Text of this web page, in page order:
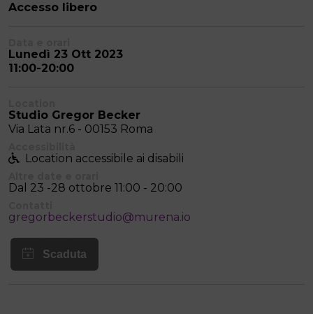
Accesso libero
Lunedì 23 Ott 2023
11:00-20:00
Studio Gregor Becker
Via Lata nr.6 - 00153 Roma
Location accessibile ai disabili
Dal 23 -28 ottobre 11:00 - 20:00
gregorbeckerstudio@murena.io